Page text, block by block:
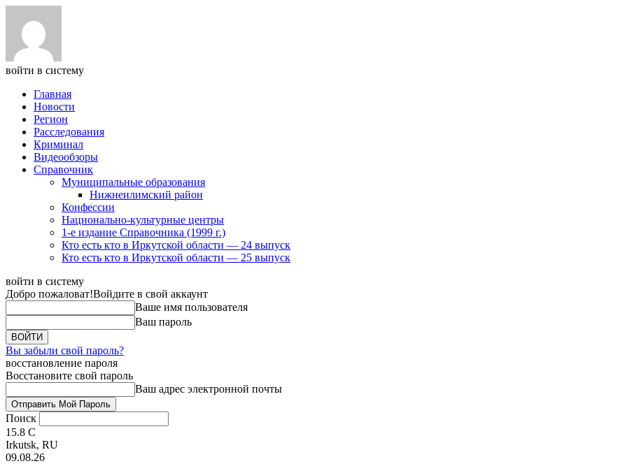
войти в систему
Главная
Новости
Регион
Расследования
Криминал
Видеообзоры
Справочник
Муниципальные образования
Нижнеилимский район
Конфессии
Национально-культурные центры
1-е издание Справочника (1999 г.)
Кто есть кто в Иркутской области — 24 выпуск
Кто есть кто в Иркутской области — 25 выпуск
войти в систему
Добро пожаловат!Войдите в свой аккаунт
Ваше имя пользователя
Ваш пароль
Вы забыли свой пароль?
восстановление пароля
Восстановите свой пароль
Ваш адрес электронной почты
Поиск
15.8 C
Irkutsk, RU
09.08.26